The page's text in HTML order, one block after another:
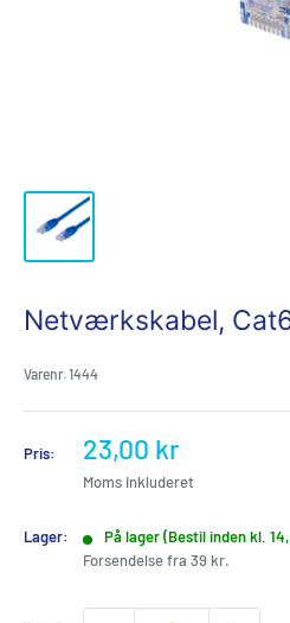
Netværkskabel,
Varenr.1444
Pris: Udsalgspris
23,00 kr
Moms inkluderet
Lager:
På lager (Bestil inden kl.
Forsendelse fra 39 kr.